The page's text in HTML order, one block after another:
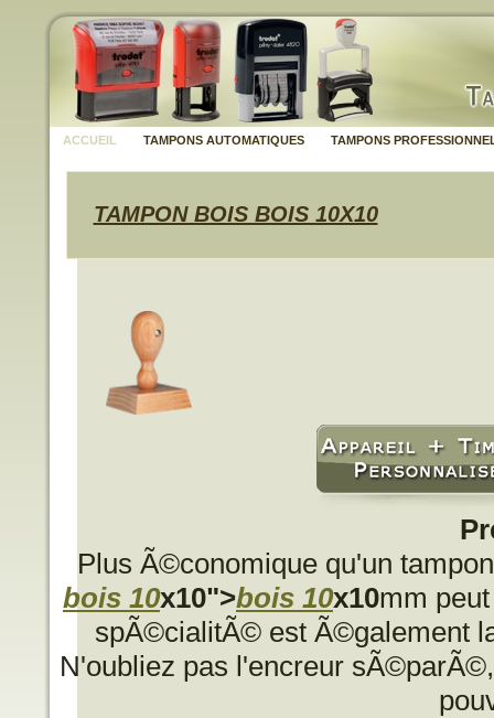
ACCUEIL TAMPONS AUTOMATIQUES TAMPONS
TAMPON BOIS BOIS 10X10
Plus Ã©conomique qu'un
bois 10x10">bois 10x10mm
spÃ©cialitÃ© est Ã©galement
N'oubliez pas l'encreur